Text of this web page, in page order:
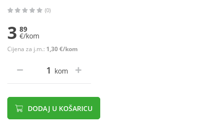
(0)
3 89
€/kom
Cijena za j.m.: 1,30 €/kom
kom
DODAJ U KOŠARICU